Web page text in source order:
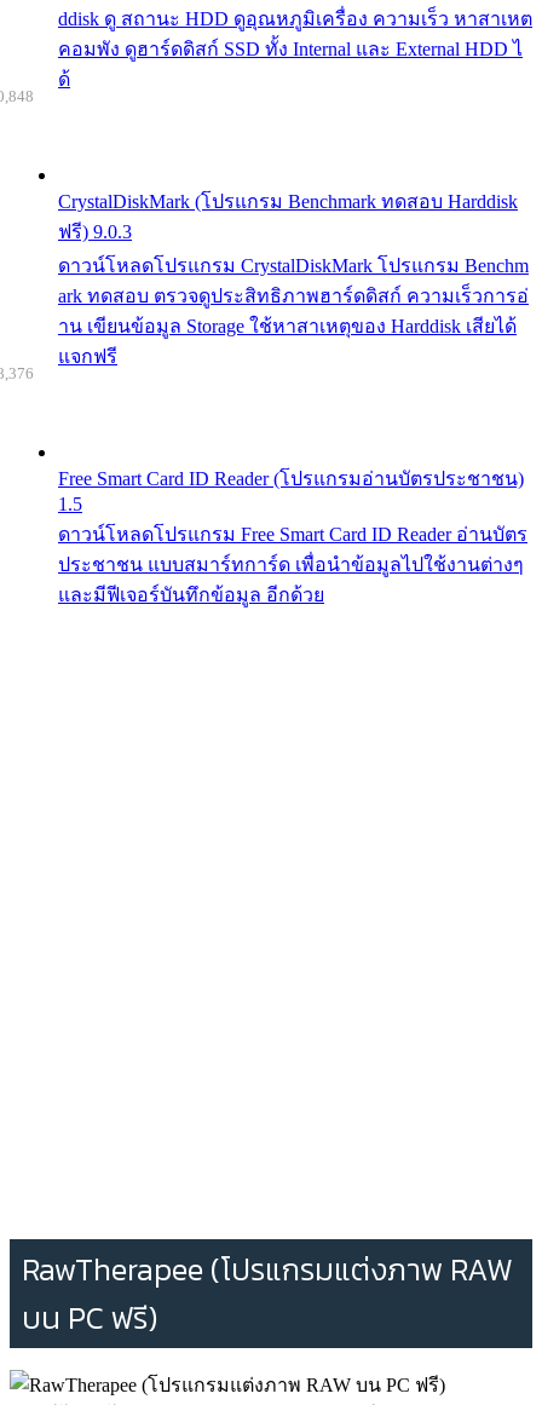
ddisk ดู สถานะ HDD ดูอุณหภูมิเครื่อง ความเร็ว หาสาเหต
คอมพัง ดูฮาร์ดดิสก์ SSD ทั้ง Internal และ External HDD ไ
ด้
CrystalDiskMark (โปรแกรม Benchmark ทดสอบ Harddisk
ฟรี) 9.0.3
ดาวน์โหลดโปรแกรม CrystalDiskMark โปรแกรม Benchm
ark ทดสอบ ตรวจดูประสิทธิภาพฮาร์ดดิสก์ ความเร็วการอ่
าน เขียนข้อมูล Storage ใช้หาสาเหตุของ Harddisk เสียได้
แจกฟรี
Free Smart Card ID Reader (โปรแกรมอ่านบัตรประชาชน)
1.5
ดาวน์โหลดโปรแกรม Free Smart Card ID Reader อ่านบัตร
ประชาชน แบบสมาร์ทการ์ด เพื่อนำข้อมูลไปใช้งานต่างๆ
และมีฟีเจอร์บันทึกข้อมูล อีกด้วย
RawTherapee (โปรแกรมแต่งภาพ RAW
บน PC ฟรี)